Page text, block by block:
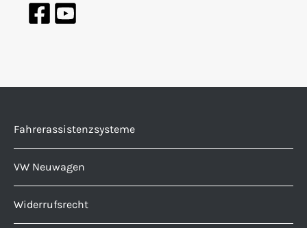
Fahrerassistenzsysteme
VW Neuwagen
Widerrufsrecht